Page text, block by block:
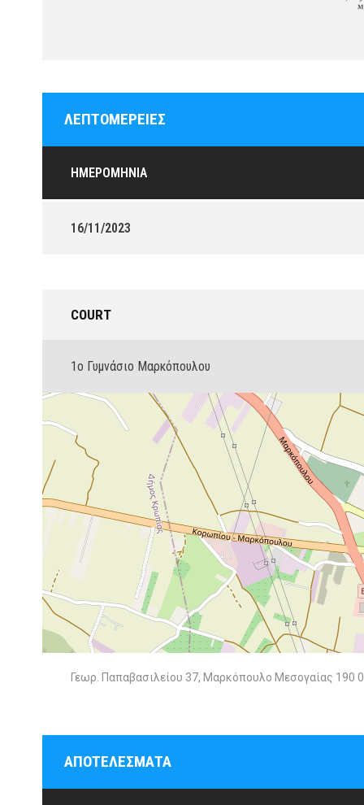
ΛΕΠΤΟΜΈΡΕΙΕΣ
ΗΜΕΡΟΜΗΝΊΑ
16/11/2023
COURT
1ο Γυμνάσιο Μαρκόπουλου
Γεωρ. Παπαβασιλείου 37, Μαρκόπουλο Μεσογαίας 190
ΑΠΟΤΕΛΈΣΜΑΤΑ